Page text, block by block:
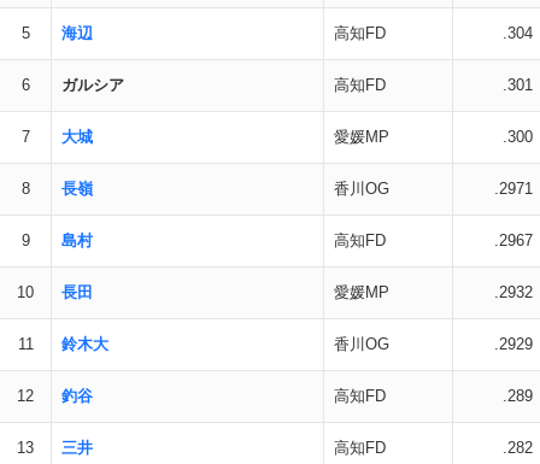
5 海辺 高知FD .304
6 ガルシア 高知FD .301
7 大城 愛媛MP .300
8 長嶺 香川OG .2971
9 島村 高知FD .2967
10 長田 愛媛MP .2932
11 鈴木大 香川OG .2929
12 釣谷 高知FD .289
13 三井 高知FD .282